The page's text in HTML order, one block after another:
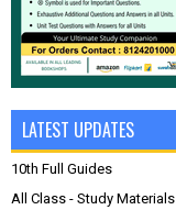
LATEST UPDATES
10th Full Guides
All Class - Study Materials